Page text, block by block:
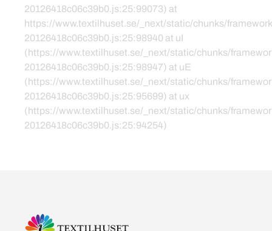
20126418c06c39b0.js:25:99073) at
https://www.textilhuset.se/_next/static/chunks/
20126418c06c39b0.js:25:98940 at uI
(https://www.textilhuset.se/_next/static/chunks/
20126418c06c39b0.js:25:98947) at uE
(https://www.textilhuset.se/_next/static/chunks/
20126418c06c39b0.js:25:95699) at ux
(https://www.textilhuset.se/_next/static/chunks/
20126418c06c39b0.js:25:94254)
Kontakta oss